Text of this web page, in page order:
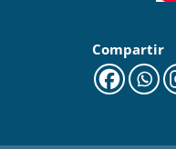
Compartir